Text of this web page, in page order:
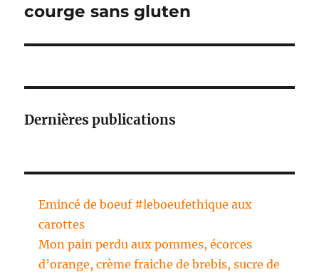
courge sans gluten
Dernières publications
Emincé de boeuf #leboeufethique aux
carottes
Mon pain perdu aux pommes, écorces
d’orange, crème fraiche de brebis, sucre de